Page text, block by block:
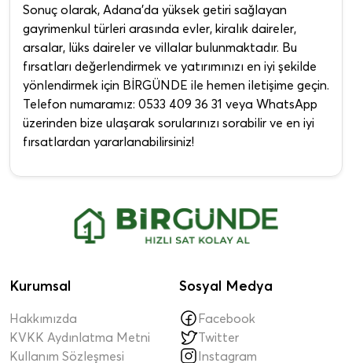
Sonuç olarak, Adana'da yüksek getiri sağlayan
gayrimenkul türleri arasında evler, kiralık daireler,
arsalar, lüks daireler ve villalar bulunmaktadır. Bu
fırsatları değerlendirmek ve yatırımınızı en iyi şekilde
yönlendirmek için BİRGÜNDE ile hemen iletişime geçin.
Telefon numaramız: 0533 409 36 31 veya WhatsApp
üzerinden bize ulaşarak sorularınızı sorabilir ve en iyi
fırsatlardan yararlanabilirsiniz!
Kurumsal
Hakkımızda
KVKK Aydınlatma Metni
Kullanım Sözleşmesi
Sosyal Medya
Facebook
Twitter
Instagram